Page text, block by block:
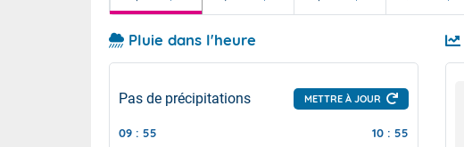
Pluie dans l'heure
Pas de précipitations METTRE À JOUR
09 : 55 10 : 55